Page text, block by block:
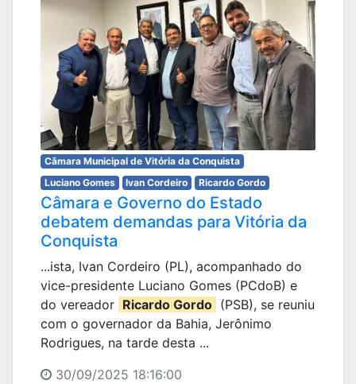
Câmara Municipal de Vitória da Conquista
Luciano Gomes
Ivan Cordeiro Ricardo Gordo
Câmara e Governo do Estado
debatem demandas para Vitória da
Conquista
...ista, Ivan Cordeiro (PL), acompanhado do
vice-presidente Luciano Gomes (PCdoB) e
do vereador Ricardo Gordo (PSB), se reuniu
com o governador da Bahia, Jerônimo
Rodrigues, na tarde desta ...
30/09/2025 18:16:00